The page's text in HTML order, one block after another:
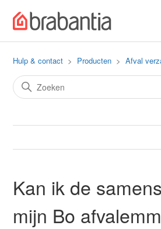
Hulp & contact Producten Afval
Kan ik de
mijn Bo